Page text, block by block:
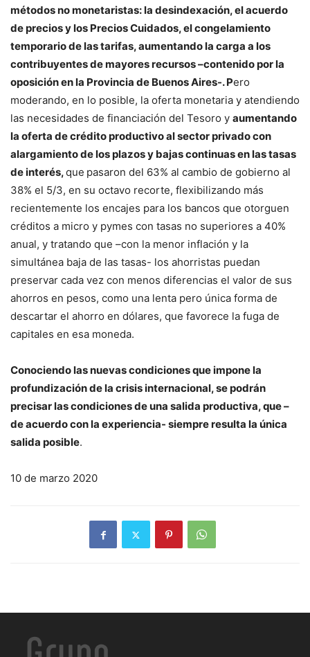
métodos no monetaristas: la desindexación, el acuerdo
de precios y los Precios Cuidados, el congelamiento
temporario de las tarifas, aumentando la carga a los
contribuyentes de mayores recursos –contenido por la
oposición en la Provincia de Buenos Aires-. Pero
moderando, en lo posible, la oferta monetaria y atendiendo
las necesidades de financiación del Tesoro y aumentando
la oferta de crédito productivo al sector privado con
alargamiento de los plazos y bajas continuas en las tasas
de interés,que pasaron del 63% al cambio de gobierno al
38% el 5/3, en su octavo recorte, flexibilizando más
recientemente los encajes para los bancos que otorguen
créditos a micro y pymes con tasas no superiores a 40%
anual, y tratando que –con la menor inflación y la
simultánea baja de las tasas- los ahorristas puedan
preservar cada vez con menos diferencias el valor de sus
ahorros en pesos, como una lenta pero única forma de
descartar el ahorro en dólares, que favorece la fuga de
capitales en esa moneda.
Conociendo las nuevas condiciones que impone la
profundización de la crisis internacional, se podrán
precisar las condiciones de una salida productiva, que –
de acuerdo con la experiencia- siempre resulta la única
salida posible.
10 de marzo 2020